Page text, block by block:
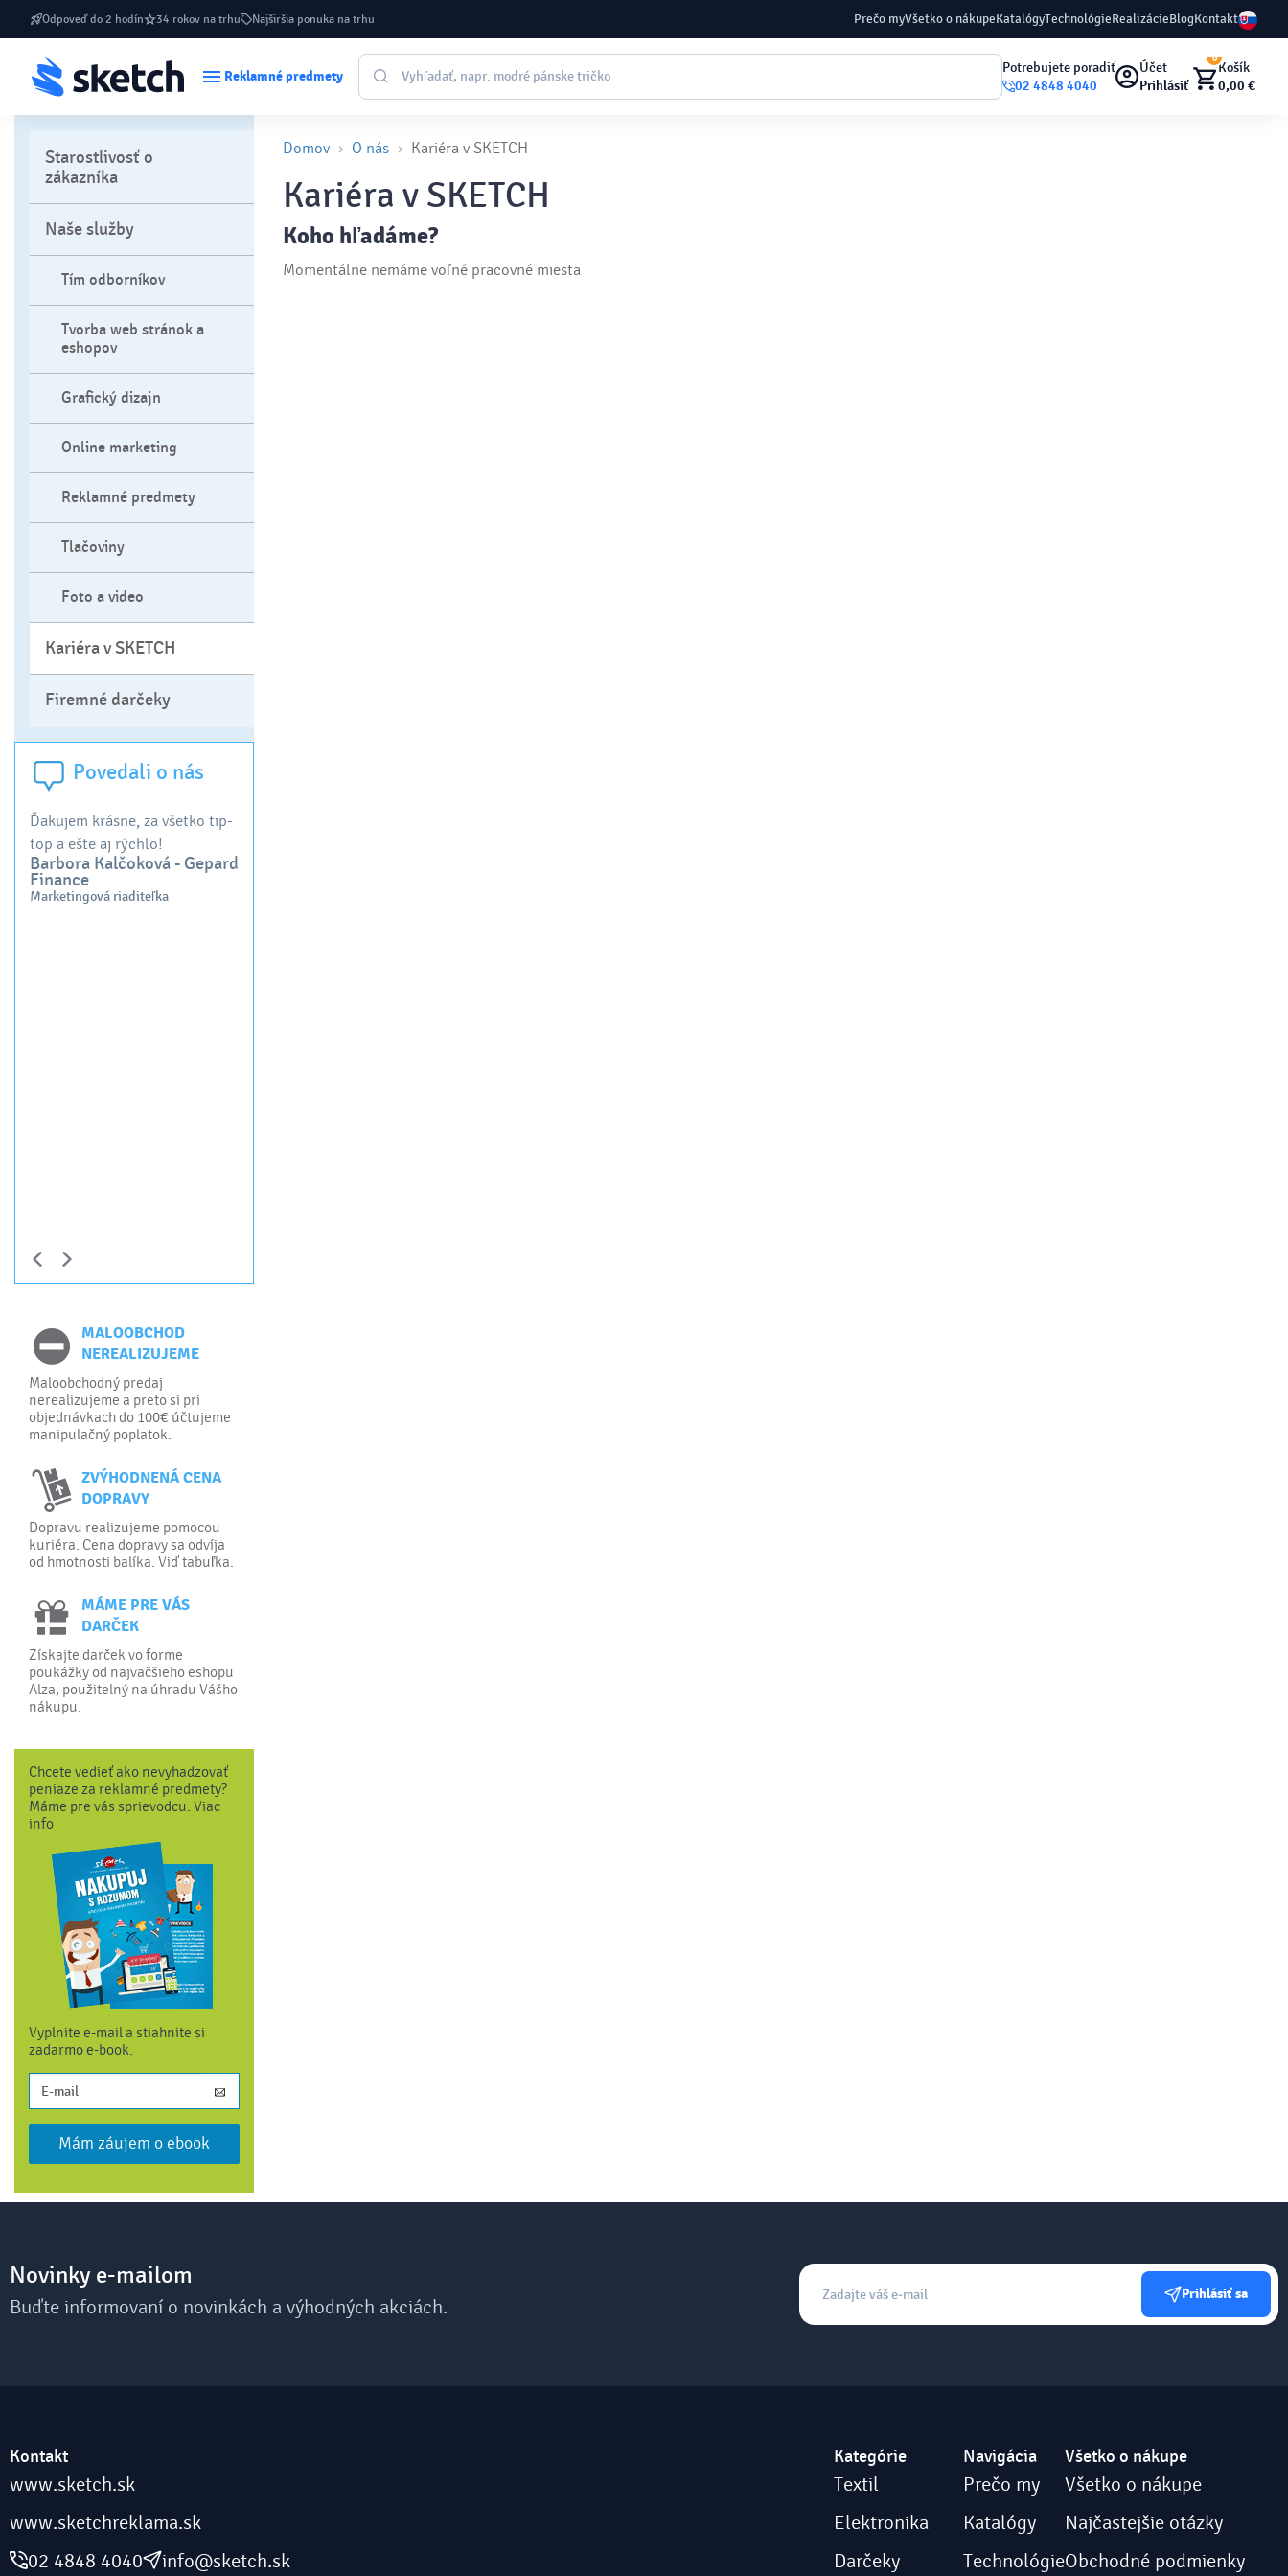
Odpoveď do 2 hodín 34 rokov na trhu Najširšia ponuka na trhu Prečo myVšetko o nákupeKatalógyTechnológieRealizácieBlogKontakt
Reklamné predmety
Potrebujete poradiť
02 4848 4040
Účet
Prihlásiť
0
Košík
0,00 €
Starostlivosť o
zákazníka
Naše služby
Tím odborníkov
Tvorba web stránok a
eshopov
Grafický dizajn
Online marketing
Reklamné predmety
Tlačoviny
Foto a video
Kariéra v SKETCH
Firemné darčeky
Povedali o nás
Ďakujem krásne, za všetko tip-
top a ešte aj rýchlo!
Barbora Kalčoková - Gepard
Finance
Marketingová riaditeľka
MALOOBCHOD
NEREALIZUJEME
Maloobchodný predaj
nerealizujeme a preto si pri
objednávkach do 100€ účtujeme
manipulačný poplatok.
ZVÝHODNENÁ CENA
DOPRAVY
Dopravu realizujeme pomocou
kuriéra. Cena dopravy sa odvíja
od hmotnosti balíka. Viď tabuľka.
MÁME PRE VÁS
DARČEK
Získajte darček vo forme
poukážky od najväčšieho eshopu
Alza, použitelný na úhradu Vášho
nákupu.
Chcete vedieť ako nevyhadzovať
peniaze za reklamné predmety?
Máme pre vás sprievodcu. Viac
info
Vyplnite e-mail a stiahnite si
zadarmo e-book.
Mám záujem o ebook
Domov O nás Kariéra v SKETCH
Kariéra v SKETCH
Koho hľadáme?
Momentálne nemáme voľné pracovné miesta
Novinky e-mailom
Buďte informovaní o novinkách a výhodných akciách.
Prihlásiť sa
Kontakt
www.sketch.sk
www.sketchreklama.sk
02 4848 4040
info@sketch.sk
Kategórie
Textil
Elektronika
Darčeky
Navigácia
Prečo my
Katalógy
Technológie
Všetko o nákupe
Všetko o nákupe
Najčastejšie otázky
Obchodné podmienky